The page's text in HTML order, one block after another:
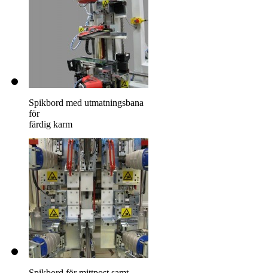
Spikbord med utmatningsbana
för
färdig karm